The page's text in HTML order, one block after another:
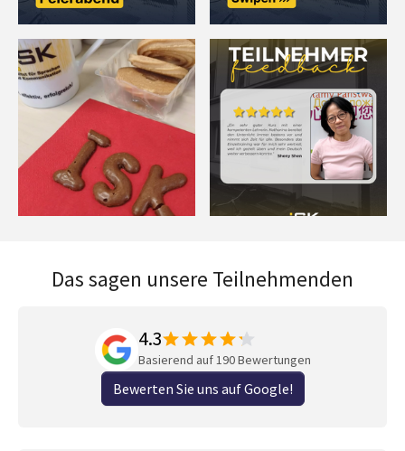
Das sagen unsere Teilnehmenden
4.3
Basierend auf 190 Bewertungen
Bewerten Sie uns auf Google!